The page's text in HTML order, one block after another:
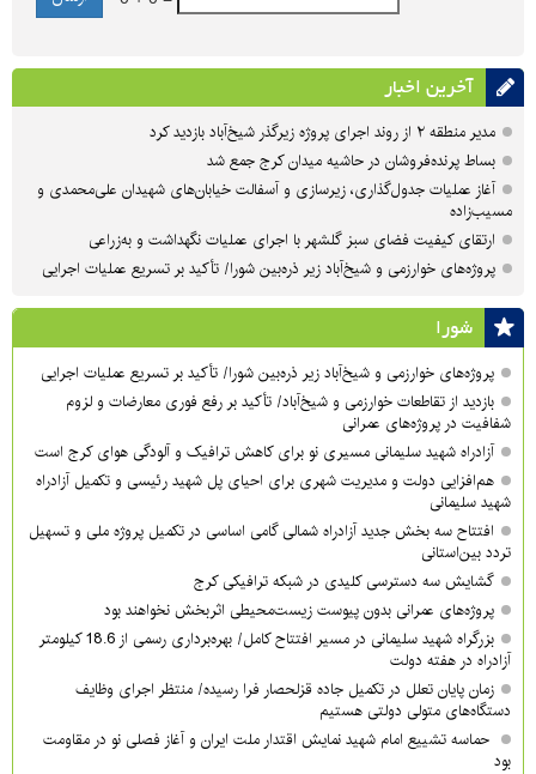
آخرین اخبار
مدیر منطقه ۲ از روند اجرای پروژه زیرگذر شیخ‌آباد بازدید کرد
بساط پرنده‌فروشان در حاشیه میدان کرج جمع شد
آغاز عملیات جدول‌گذاری، زیرسازی و آسفالت خیابان‌های شهیدان علی‌محمدی و
مسیب‌زاده
ارتقای کیفیت فضای سبز گلشهر با اجرای عملیات نگهداشت و به‌زراعی
پروژه‌های خوارزمی و شیخ‌آباد زیر ذره‌بین شورا/ تأکید بر تسریع عملیات اجرایی
شورا
پروژه‌های خوارزمی و شیخ‌آباد زیر ذره‌بین شورا/ تأکید بر تسریع عملیات اجرایی
بازدید از تقاطعات خوارزمی و شیخ‌آباد/ تأکید بر رفع فوری معارضات و لزوم
شفافیت در پروژه‌های عمرانی
آزادراه شهید سلیمانی مسیری نو برای کاهش ترافیک و آلودگی هوای کرج است
هم‌افزایی دولت و مدیریت شهری برای احیای پل شهید رئیسی و تکمیل آزادراه
شهید سلیمانی
افتتاح سه بخش جدید آزادراه شمالی گامی اساسی در تکمیل پروژه ملی و تسهیل
تردد بین‌استانی
گشایش سه دسترسی کلیدی در شبکه ترافیکی کرج
پروژه‌های عمرانی بدون پیوست زیست‌محیطی اثربخش نخواهند بود
بزرگراه شهید سلیمانی در مسیر افتتاح کامل/ بهره‌برداری رسمی از 18.6 کیلومتر
آزادراه در هفته دولت
زمان پایان تعلل در تکمیل جاده قزلحصار فرا رسیده/ منتظر اجرای وظایف
دستگاه‌های متولی دولتی هستیم
حماسه تشییع امام شهید نمایش اقتدار ملت ایران و آغاز فصلی نو در مقاومت
بود